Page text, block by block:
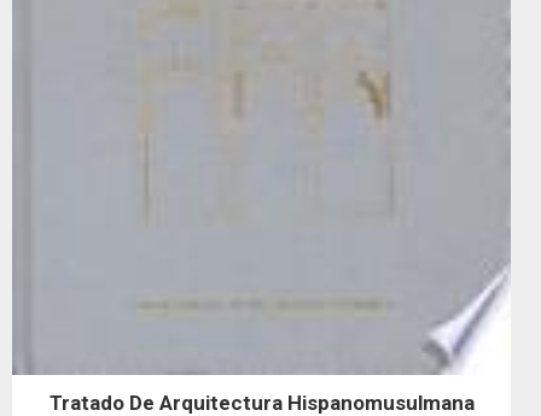
Tratado De Arquitectura Hispanomusulmana